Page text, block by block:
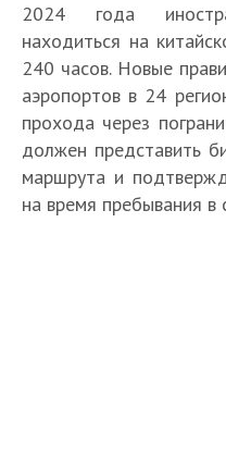
2024 года
находиться на
240 часов. Новые
аэропортов в 24
прохода через
должен представить
маршрута и
на время пребывания в